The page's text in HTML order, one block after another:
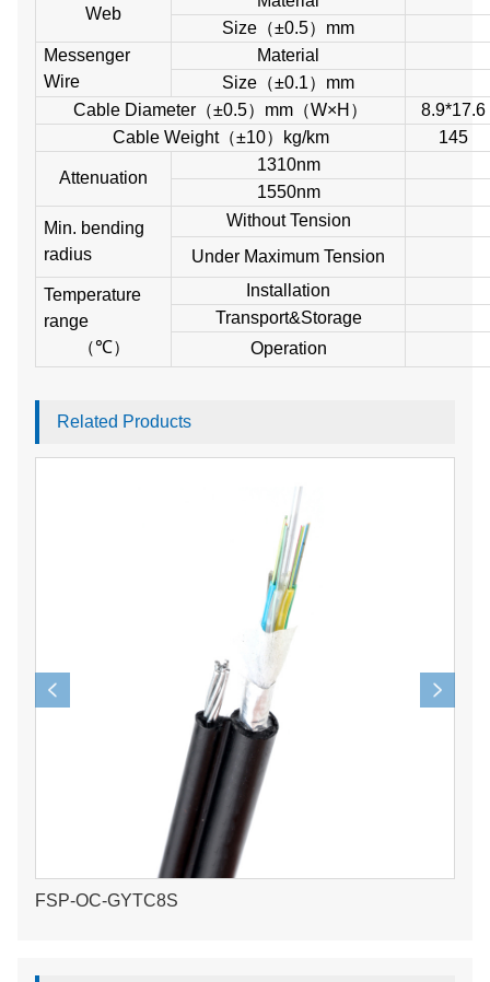
Web
Size （±0.5） mm
Messenger
Wire
Material
Size （±0.1） mm
Cable Diameter （±0.5） mm （W×H ）
8.9*17.6
Cable Weight（±10） kg/km 145
Attenuation
1310nm
1550nm
Min. bending
radius
Without Tension
Under Maximum Tension
Temperature
range
（℃）
Installation
Transport&Storage
Operation
Related Products
FSP-OC-GYTC8S